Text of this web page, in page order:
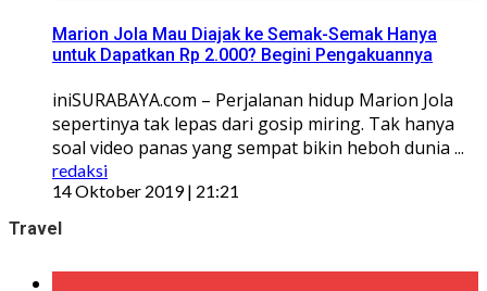
Marion Jola Mau Diajak ke Semak-Semak Hanya
untuk Dapatkan Rp 2.000? Begini Pengakuannya
iniSURABAYA.com – Perjalanan hidup Marion Jola
sepertinya tak lepas dari gosip miring. Tak hanya
soal video panas yang sempat bikin heboh dunia ...
redaksi
14 Oktober 2019 | 21:21
Travel